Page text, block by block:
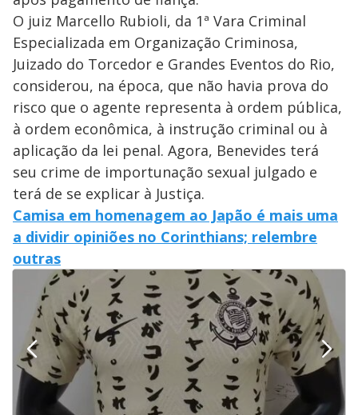
O juiz Marcello Rubioli, da 1ª Vara Criminal
Especializada em Organização Criminosa,
Juizado do Torcedor e Grandes Eventos do Rio,
considerou, na época, que não havia prova do
risco que o agente representa à ordem pública,
à ordem econômica, à instrução criminal ou à
aplicação da lei penal. Agora, Benevides terá
seu crime de importunação sexual julgado e
terá de se explicar à Justiça.
Camisa em homenagem ao Japão é mais uma
a dividir opiniões no Corinthians; relembre
outras